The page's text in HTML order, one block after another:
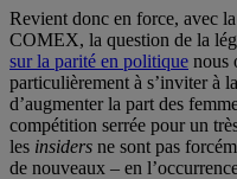
Revient donc en force, avec
COMEX, la question de la
sur la parité en politique nous
particulièrement à s’inviter à
d’augmenter la part des
compétition serrée pour un
les insiders ne sont pas
de nouveaux – en